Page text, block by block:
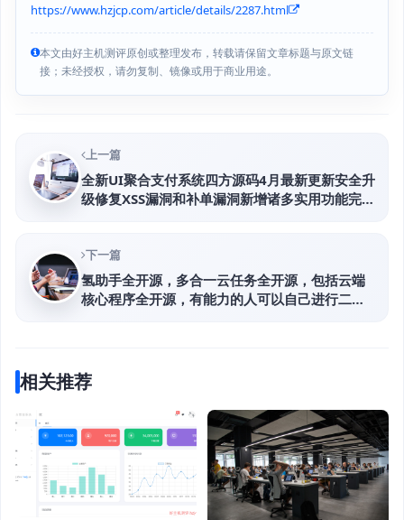
https://www.hzjcp.com/article/details/2287.html
本文由好主机测评原创或整理发布，转载请保留文章标题与原文链
接；未经授权，请勿复制、镜像或用于商业用途。
上一篇
全新UI聚合支付系统四方源码4月最新更新安全升
级修复XSS漏洞和补单漏洞新增诸多实用功能完美
下一篇
氢助手全开源，多合一云任务全开源，包括云端
核心程序全开源，有能力的人可以自己进行二次
相关推荐